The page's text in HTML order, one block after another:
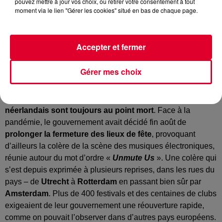
Amsterdam Music Festival
Crédit :
néerlandais sont toujours au point mort. Face à la
pandémie, le gouvernement avait décidé fin août de
prolonger la fermeture des lieux de fête, provoquant
d’ailleurs la colère de la scène des musiques électroniques,
réunie autour du mot d’ordre « Unmute Us ». Une colère qui
s’est depuis exprimée à plusieurs reprises, dans les rues du
pays – de Utrecht à Rotterdam en passant bien sûr par
Amsterdam. Plus de 400 festivals et des centaines de clubs
exigeaient de leur gouvernement une réouverture rapide,
comme on pouvait l’observer dans d’autres pays européens.
moment via le lien "Gérer les cookies" situé en bas de chaque page.
Gérer mes choix
Accepter et fermer